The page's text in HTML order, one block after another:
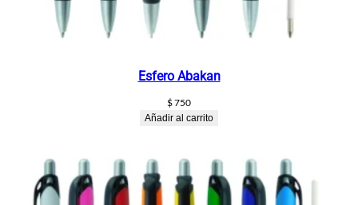
Esfero Abakan
$750
Añadir al carrito